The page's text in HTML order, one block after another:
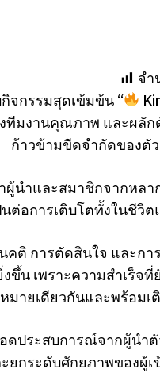
จำ
จกรรมสุดเข้มข้น “
มงานคุณภาพ และผลัก
ก้าวข้ามขีดจำกัดของตั
ผู้นำและสมาชิกจากหล
อการเติบโตทั้งในชีวิต
คติ การตัดสินใจ และกา
น เพราะความสำเร็จที่
มายเดียวกันและพร้อม
ดประสบการณ์จากผู้นำ
กระดับศักยภาพของผู้เ